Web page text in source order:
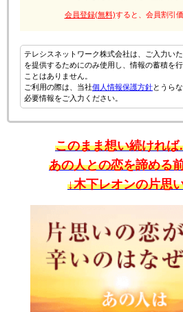
会員登録(無料)すると、会員割引
テレシスネットワーク株式会社は、ご入力い
を提供するためにのみ使用し、情報の蓄積を
ことはありません。
ご利用の際は、当社個人情報保護方針とうら
必要情報をご入力ください。
このまま想い続けれ
あの人との恋を諦める
↓木下レオンの片思